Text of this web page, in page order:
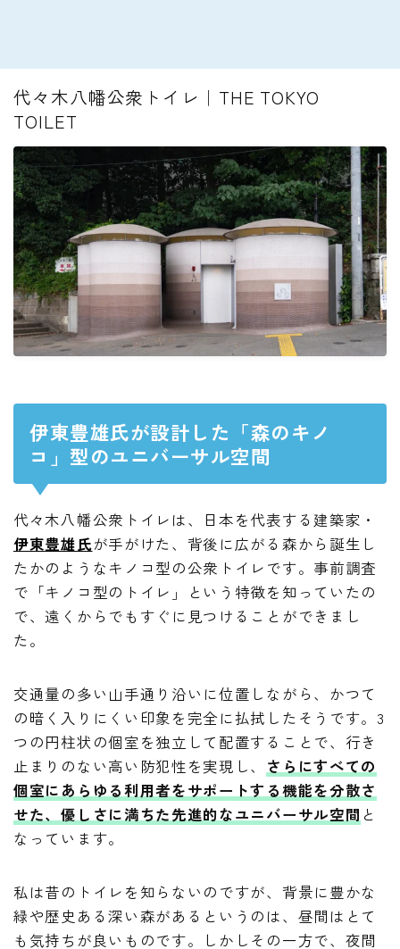
代々木八幡公衆トイレ｜THE TOKYO
TOILET
伊東豊雄氏が設計した「森のキノ
コ」型のユニバーサル空間
代々木八幡公衆トイレは、日本を代表する建築家・
伊東豊雄氏が手がけた、背後に広がる森から誕生し
たかのようなキノコ型の公衆トイレです。事前調査
で「キノコ型のトイレ」という特徴を知っていたの
で、遠くからでもすぐに見つけることができまし
た。
交通量の多い山手通り沿いに位置しながら、かつて
の暗く入りにくい印象を完全に払拭したそうです。3
つの円柱状の個室を独立して配置することで、行き
止まりのない高い防犯性を実現し、 さらにすべての
個室にあらゆる利用者をサポートする機能を分散さ
せた、優しさに満ちた先進的なユニバーサル空間 と
なっています。
私は昔のトイレを知らないのですが、背景に豊かな
緑や歴史ある深い森があるというのは、昼間はとて
も気持ちが良いものです。しかしその一方で、夜間